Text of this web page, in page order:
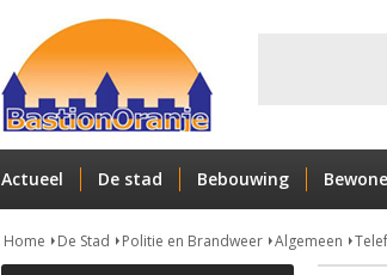
Actueel De stad Bebouwing
Home De Stad Politie en Brandweer Algemeen